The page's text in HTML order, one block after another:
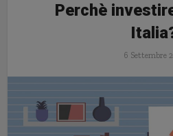
Perchè
6 Settembre